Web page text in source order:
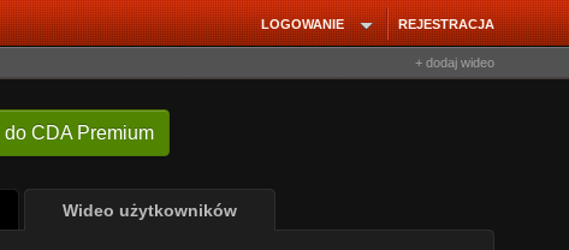
REJESTRACJA
LOGOWANIE
+ dodaj wideo
do CDA Premium
Wideo użytkowników